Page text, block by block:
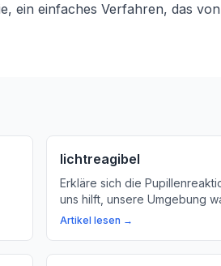
ein einfaches Verfahren, das
lichtreagibel
Erkläre sich die
uns hilft, unsere Umgebung
Erfahren Sie, wie Sie diese
Artikel lesen →